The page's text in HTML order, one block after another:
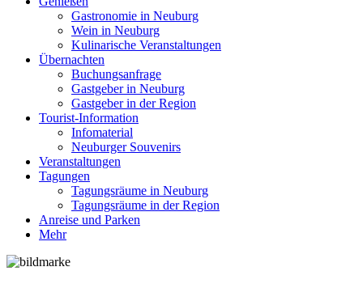
Gastronomie in Neuburg
Wein in Neuburg
Kulinarische Veranstaltungen
Übernachten
Buchungsanfrage
Gastgeber in Neuburg
Gastgeber in der Region
Tourist-Information
Infomaterial
Neuburger Souvenirs
Veranstaltungen
Tagungen
Tagungsräume in Neuburg
Tagungsräume in der Region
Anreise und Parken
Mehr